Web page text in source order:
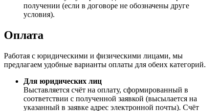
получении (если в договоре не обозначены друге
условия).
Оплата
Работая с юридическими и физическими лицами, мы
предлагаем удобные варианты оплаты для обеих категорий.
Для юридических лиц
Выставляется счёт на оплату, сформированный в
соответствии с полученной заявкой (высылается на
указанный в заявке адрес электронной почты). Счёт